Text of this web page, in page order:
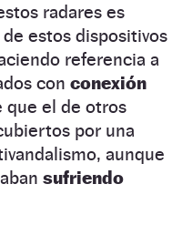
radares es
estos dispositivos
referencia a
con conexión
que el de otros
por una
aunque
sufriendo